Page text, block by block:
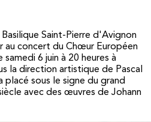
Saint-Pierre d'Avignon
au concert du Chœur Européen
6 juin à 20 heures à
la direction artistique de Pascal
placé sous le signe du grand
avec des œuvres de Johann